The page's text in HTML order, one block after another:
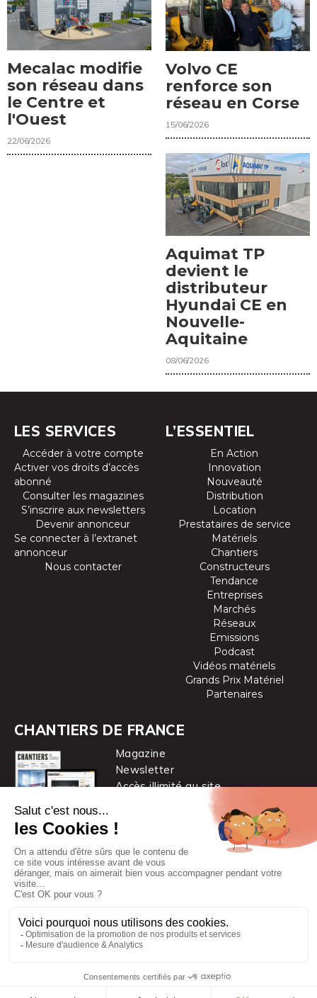
Mecalac modifie
son réseau dans
le Centre et
l'Ouest
22/06/2026
Volvo CE
renforce son
réseau en Corse
15/06/2026
Aquimat TP
devient le
distributeur
Hyundai CE en
Nouvelle-
Aquitaine
08/06/2026
LES SERVICES
Accéder à votre compte
Activer vos droits d’accès
abonné
Consulter les magazines
S’inscrire aux newsletters
Devenir annonceur
Se connecter à l’extranet
annonceur
Nous contacter
L’ESSENTIEL
En Action
Innovation
Nouveauté
Distribution
Location
Prestataires de service
Matériels
Chantiers
Constructeurs
Tendance
Entreprises
Marchés
Réseaux
Emissions
Podcast
Vidéos matériels
Grands Prix Matériel
Partenaires
CHANTIERS DE FRANCE
Magazine
Newsletter
Accès illimité au site
Chantiers de France est une marque
| Mentions légales